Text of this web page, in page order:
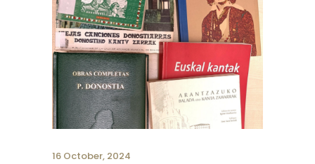
16 October, 2024